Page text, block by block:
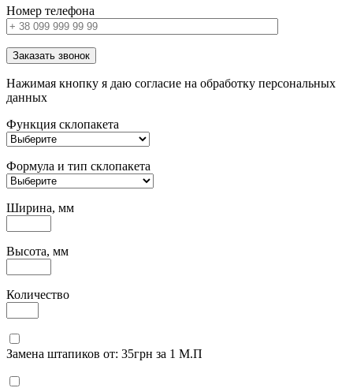
Номер телефона
Заказать звонок
Нажимая кнопку я даю согласие на обработку персональных
данных
Функция склопакета
Формула и тип склопакета
Ширина, мм
Высота, мм
Количество
Замена штапиков от: 35грн за 1 М.П